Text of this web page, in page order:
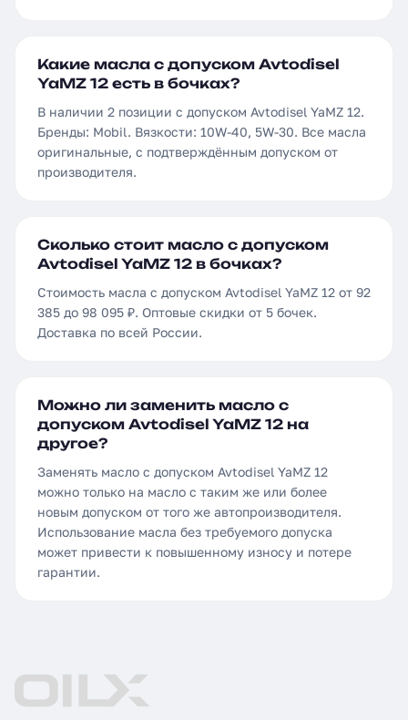
Какие масла с допуском Avtodisel
YaMZ 12 есть в бочках?
В наличии 2 позиции с допуском Avtodisel YaMZ 12.
Бренды: Mobil. Вязкости: 10W-40, 5W-30. Все масла
оригинальные, с подтверждённым допуском от
производителя.
Сколько стоит масло с допуском
Avtodisel YaMZ 12 в бочках?
Стоимость масла с допуском Avtodisel YaMZ 12 от 92
385 до 98 095 ₽. Оптовые скидки от 5 бочек.
Доставка по всей России.
Можно ли заменить масло с
допуском Avtodisel YaMZ 12 на
другое?
Заменять масло с допуском Avtodisel YaMZ 12
можно только на масло с таким же или более
новым допуском от того же автопроизводителя.
Использование масла без требуемого допуска
может привести к повышенному износу и потере
гарантии.